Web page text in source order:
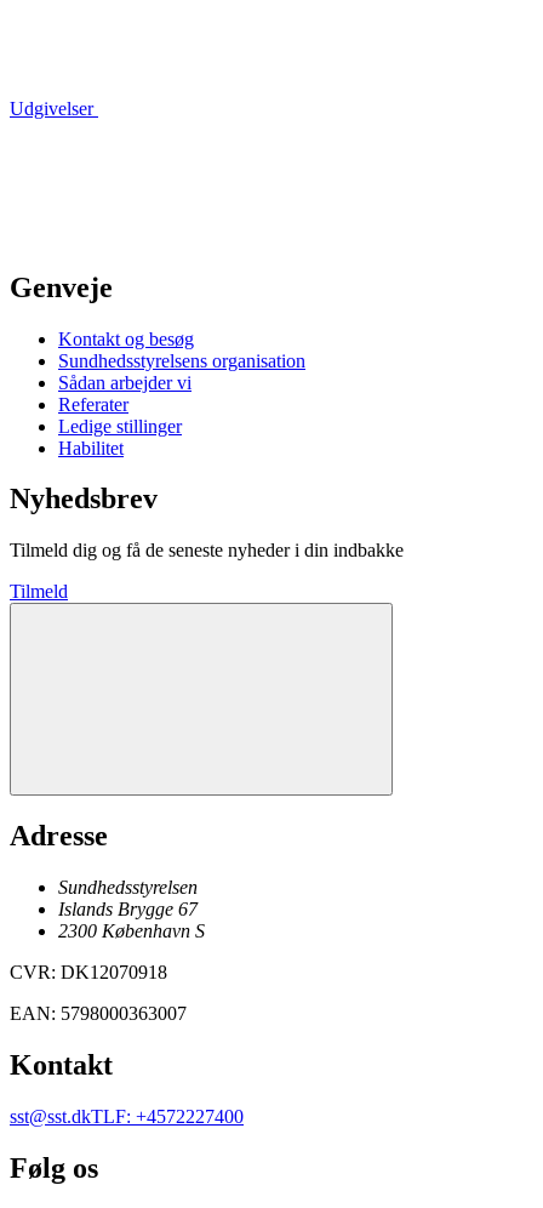
Udgivelser
Genveje
Kontakt og besøg
Sundhedsstyrelsens organisation
Sådan arbejder vi
Referater
Ledige stillinger
Habilitet
Nyhedsbrev
Tilmeld dig og få de seneste nyheder i din indbakke
Tilmeld
Adresse
Sundhedsstyrelsen
Islands Brygge 67
2300 København S
CVR: DK12070918
EAN: 5798000363007
Kontakt
sst@sst.dkTLF: +4572227400
Følg os